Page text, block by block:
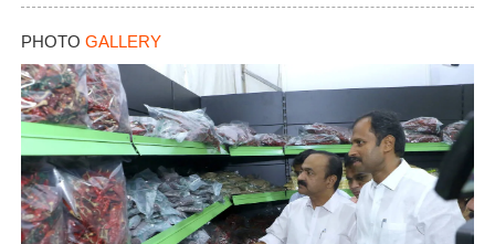
PHOTO GALLERY